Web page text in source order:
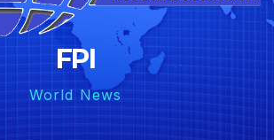
FPI
World News